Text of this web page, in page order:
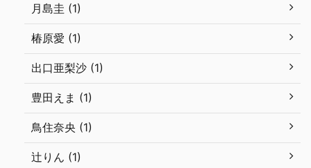
月島圭 (1)
椿原愛 (1)
出口亜梨沙 (1)
豊田えま (1)
鳥住奈央 (1)
辻りん (1)